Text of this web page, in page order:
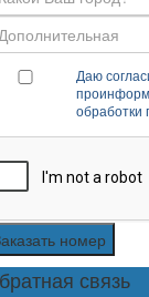
Даю
номер
связь